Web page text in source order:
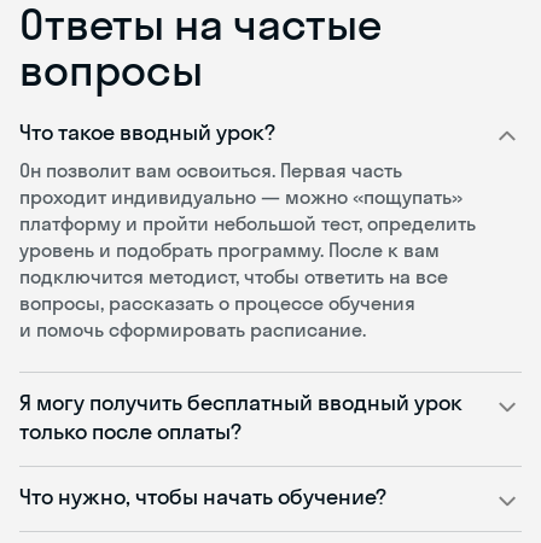
Ответы на частые
вопросы
Что такое вводный урок?
Он позволит вам освоиться. Первая часть
проходит индивидуально — можно «пощупать»
платформу и пройти небольшой тест, определить
уровень и подобрать программу. После к вам
подключится методист, чтобы ответить на все
вопросы, рассказать о процессе обучения
и помочь сформировать расписание.
Я могу получить бесплатный вводный урок
только после оплаты?
Что нужно, чтобы начать обучение?